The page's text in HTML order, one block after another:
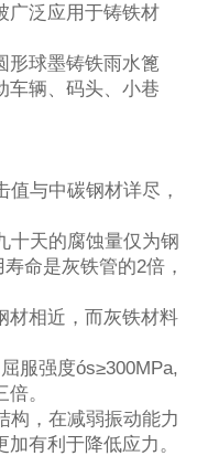
广泛应用于铸铁材
形球墨铸铁雨水篦
车辆、码头、小巷
与中碳钢材详尽，
十天的腐蚀量仅为钢
命是灰铁管的2倍，
材相近，而灰铁材料
服强度ós≥300MPa,
。
构，在减弱振动能力
有利于降低应力。